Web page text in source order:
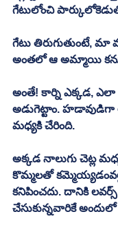
గేటులోంచి
గేటు తిరుగుతుంటే,
అంతలో ఆ అమ్మాయి
అంతే! కార్ని ఎక్కడ,
అడుగెట్టాం.
మధ్యకి చేరింది.
అక్కడ నాలుగు చెట్ల
కొమ్మలతో
కనిపించదు. దానికి లవర్స్ డెన్‌ అని పేరు.
చేసుకున్నవారికే అందులో